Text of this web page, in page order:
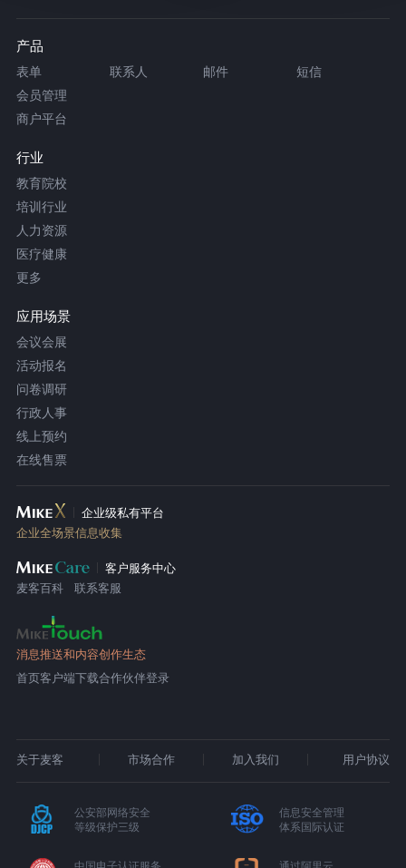
产品
表单 联系人 邮件
短信
会员管理
商户平台
行业
教育院校
培训行业
人力资源
医疗健康
更多
应用场景
会议会展
活动报名
问卷调研
行政人事
线上预约
在线售票
企业级私有平台
企业全场景信息收集
客户服务中心
麦客百科
联系客服
消息推送和内容创作生态
首页客户端下载合作伙伴登录
关于麦客 市场合作 加入我们 用户协议
公安部网络安全
等级保护三级
信息安全管理
体系国际认证